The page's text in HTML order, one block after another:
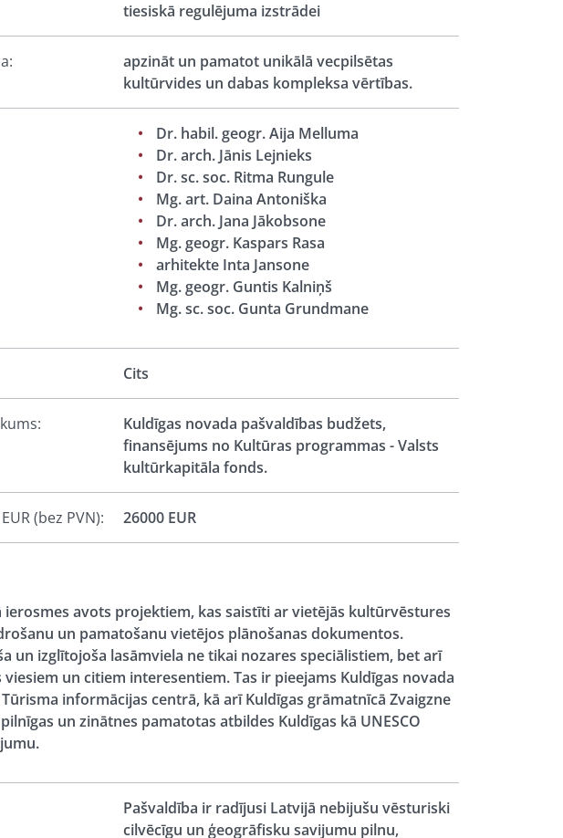
tiesiskā regulējuma izstrādei
apzināt un pamatot unikālā vecpilsētas
kultūrvides un dabas kompleksa vērtības.
Dr. habil. geogr. Aija Melluma
Dr. arch. Jānis Lejnieks
Dr. sc. soc. Ritma Rungule
Mg. art. Daina Antoniška
Dr. arch. Jana Jākobsone
Mg. geogr. Kaspars Rasa
arhitekte Inta Jansone
Mg. geogr. Guntis Kalniņš
Mg. sc. soc. Gunta Grundmane
Cits
Kuldīgas novada pašvaldības budžets,
finansējums no Kultūras programmas - Valsts
kultūrkapitāla fonds.
(bez PVN): 26000 EUR
avots projektiem, kas saistīti ar vietējās kultūrvēstures
un pamatošanu vietējos plānošanas dokumentos.
un izglītojoša lasāmviela ne tikai nozares speciālistiem, bet arī
un citiem interesentiem. Tas ir pieejams Kuldīgas novada
informācijas centrā, kā arī Kuldīgas grāmatnīcā Zvaigzne
un zinātnes pamatotas atbildes Kuldīgas kā UNESCO
Pašvaldība ir radījusi Latvijā nebijušu vēsturiski
cilvēcīgu un ģeogrāfisku savijumu pilnu,